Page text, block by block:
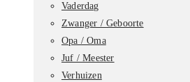
Vaderdag
Zwanger / Geboorte
Opa / Oma
Juf / Meester
Verhuizen